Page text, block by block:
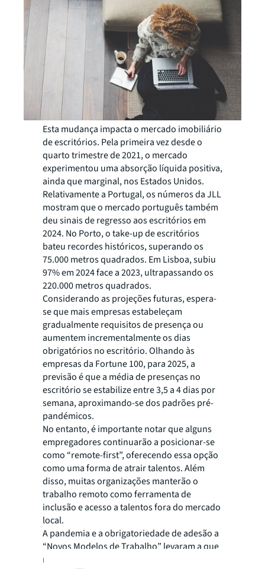
Esta mudança impacta o mercado imobiliário
de escritórios. Pela primeira vez desde o
quarto trimestre de 2021, o mercado
experimentou uma absorção líquida positiva,
ainda que marginal, nos Estados Unidos.
Relativamente a Portugal, os números da JLL
mostram que o mercado português também
deu sinais de regresso aos escritórios em
2024. No Porto, otake-upde escritórios
bateu recordes históricos, superando os
75.000 metros quadrados. Em Lisboa, subiu
97% em 2024 face a 2023, ultrapassando os
220.000 metros quadrados.
Considerando as projeções futuras, espera-
se que mais empresas estabeleçam
gradualmente requisitos de presença ou
aumentem incrementalmente os dias
obrigatórios no escritório. Olhando às
empresas da Fortune 100, para 2025, a
previsão é que a média de presenças no
escritório se estabilize entre 3,5 a 4 dias por
semana, aproximando-se dos padrões pré-
pandémicos.
No entanto, é importante notar que alguns
empregadores continuarão a posicionar-se
como “remote-first”, oferecendo essa opção
como uma forma de atrair talentos. Além
disso, muitas organizações manterão o
trabalho remoto como ferramenta de
inclusão e acesso a talentos fora do mercado
local.
A pandemia e a obrigatoriedade de adesão a
“Novos Modelos de Trabalho” levaram a que
nos anos após o confinamento muitas